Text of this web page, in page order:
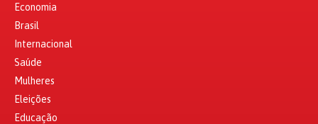
Economia
Brasil
Internacional
Saúde
Mulheres
Eleições
Educação